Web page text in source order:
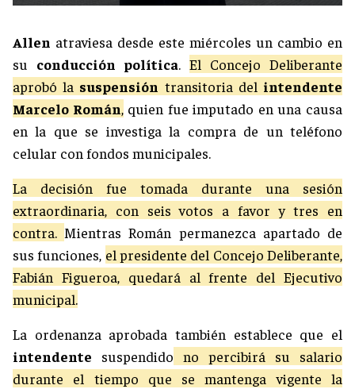
Allen atraviesa desde este miércoles un cambio en
su conducción política. El Concejo Deliberante
aprobó la suspensión transitoria del intendente
Marcelo Román,quien fue imputado en una causa
en la que se investiga la compra de un teléfono
celular con fondos municipales.
La decisión fue tomada durante una sesión
extraordinaria, con seis votos a favor y tres en
contra. Mientras Román permanezca apartado de
sus funciones, el presidente del Concejo Deliberante,
Fabián Figueroa, quedará al frente del Ejecutivo
municipal.
La ordenanza aprobada también establece que el
intendente suspendido no percibirá su salario
durante el tiempo que se mantenga vigente la